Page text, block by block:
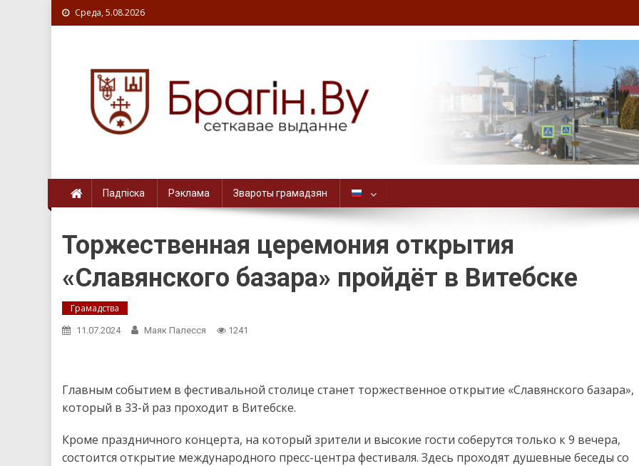
Среда, 5.08.2026
Падпіска Рэклама Звароты грамадзян
Торжественная церемония открытия
«Славянского базара» пройдёт в Витебске
Грамадства
11.07.2024 Маяк Палесся 1241
Главным событием в фестивальной столице станет торжественное открытие «Славянского базара»,
который в 33-й раз проходит в Витебске.
Кроме праздничного концерта, на который зрители и высокие гости соберутся только к 9 вечера,
состоится открытие международного пресс-центра фестиваля. Здесь проходят душевные беседы со